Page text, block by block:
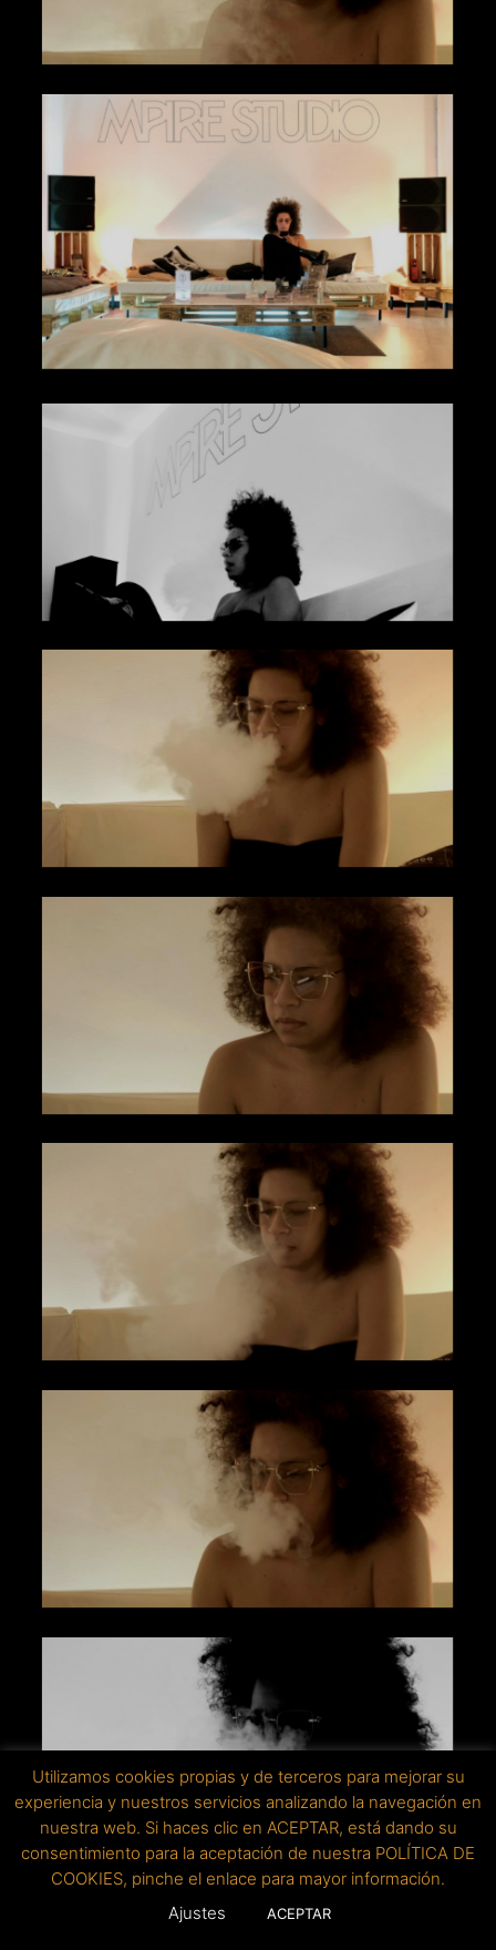
Utilizamos cookies propias y de terceros para mejorar su
experiencia y nuestros servicios analizando la navegación en
nuestra web. Si haces clic en ACEPTAR, está dando su
consentimiento para la aceptación de nuestra POLÍTICA DE
COOKIES, pinche el enlace para mayor información.
Ajustes
ACEPTAR